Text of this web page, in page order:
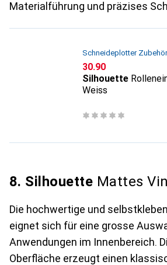
Materialführung und präzises
Schneideplotter Zubehör
CHF
30.90
Silhouette
Weiss
8. Silhouette Mattes
Die hochwertige und
eignet sich für eine grosse
Anwendungen im Innenbereich.
Oberfläche erzeugt einen